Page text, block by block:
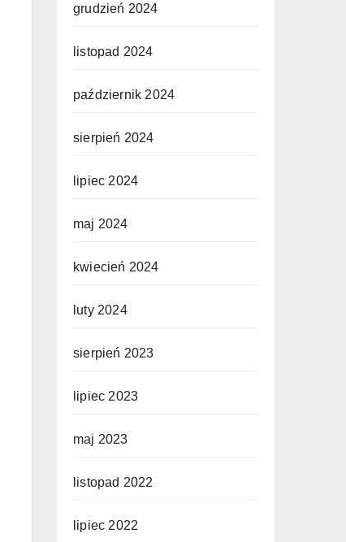
grudzień 2024
listopad 2024
październik 2024
sierpień 2024
lipiec 2024
maj 2024
kwiecień 2024
luty 2024
sierpień 2023
lipiec 2023
maj 2023
listopad 2022
lipiec 2022